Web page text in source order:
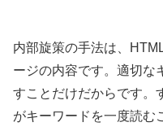
内部旋策の手法は、
ージの内容です。適切な
すことだけだからです。
がキーワードを一度読む